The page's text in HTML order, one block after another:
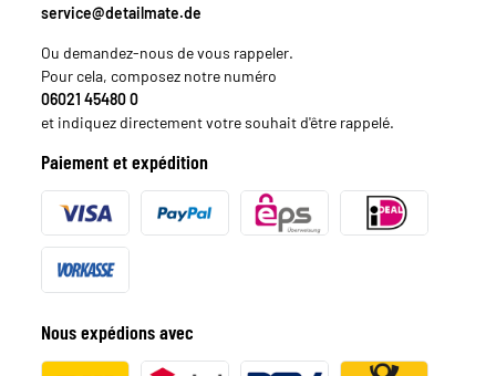
service@detailmate.de
Ou demandez-nous de vous rappeler.
Pour cela, composez notre numéro
06021 45480 0
et indiquez directement votre souhait d'être rappelé.
Paiement et expédition
Nous expédions avec